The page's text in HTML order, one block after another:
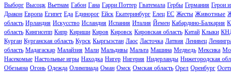
Выборг Высоцк Вьетнам Габон Гана Гарри Поттер Гватемала Гербы Германия Герои
Дракон Европа Египет Еда Единорог Ейск Екатеринбург Елец ЕС Жесты Животные
область Ирландия Искусство Исландия Испания Италия Йемен Кабардино-Балкария
область Кингисепп Кипр Кириши Киров Кировск Кировская область Китай Клыки
Курган Курганская область Курск Кыргызстан Лаос Ласточка Латвия Ленивец
область Мадагаскар Малайзия Мали Мальдивы Мальта Машина Медведь Мексика
Насекомые Настольные игры Находка Нигер Нигерия Нидерланды Нижегородская
Обезьяна Огонь Одежда Олимпиада Оман Омск Омская область Орел Оренбург